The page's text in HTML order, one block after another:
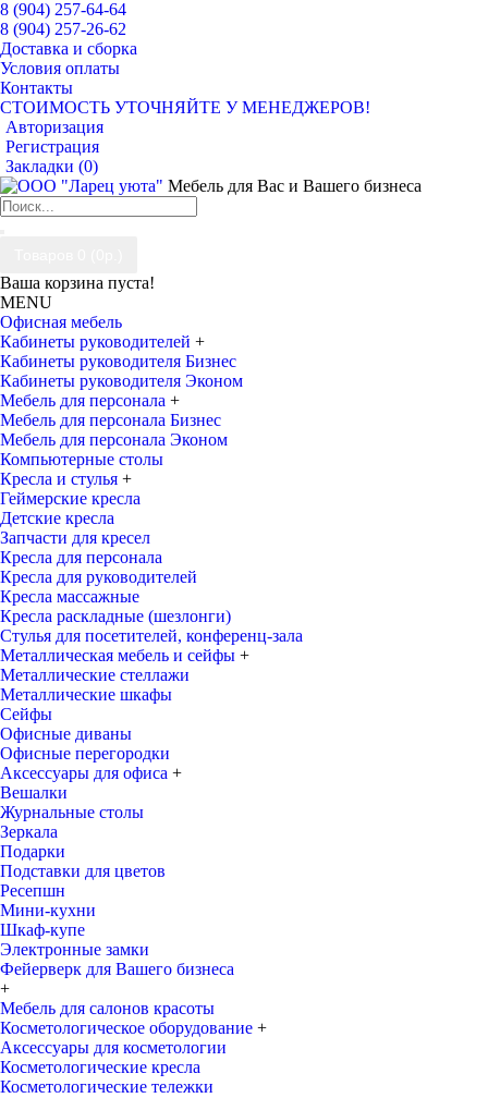
8 (904) 257-64-64
8 (904) 257-26-62
Доставка и сборка
Условия оплаты
Контакты
СТОИМОСТЬ УТОЧНЯЙТЕ У МЕНЕДЖЕРОВ!
Авторизация
Регистрация
Закладки (0)
Мебель для Вас и Вашего бизнеса
Ваша корзина пуста!
MENU
Офисная мебель
Кабинеты руководителей +
Кабинеты руководителя Бизнес
Кабинеты руководителя Эконом
Мебель для персонала +
Мебель для персонала Бизнес
Мебель для персонала Эконом
Компьютерные столы
Кресла и стулья +
Геймерские кресла
Детские кресла
Запчасти для кресел
Кресла для персонала
Кресла для руководителей
Кресла массажные
Кресла раскладные (шезлонги)
Стулья для посетителей, конференц-зала
Металлическая мебель и сейфы +
Металлические стеллажи
Металлические шкафы
Сейфы
Офисные диваны
Офисные перегородки
Аксессуары для офиса +
Вешалки
Журнальные столы
Зеркала
Подарки
Подставки для цветов
Ресепшн
Мини-кухни
Шкаф-купе
Электронные замки
Фейерверк для Вашего бизнеса
+
Мебель для салонов красоты
Косметологическое оборудование +
Аксессуары для косметологии
Косметологические кресла
Косметологические тележки